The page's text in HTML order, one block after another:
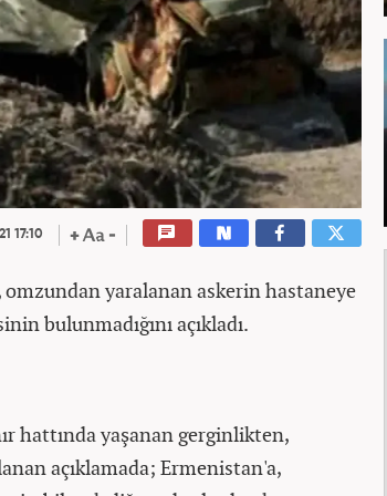
17:10
omzundan yaralanan askerin hastaneye
bulunmadığını açıkladı.
hattında yaşanan gerginlikten,
açıklamada; Ermenistan'a,